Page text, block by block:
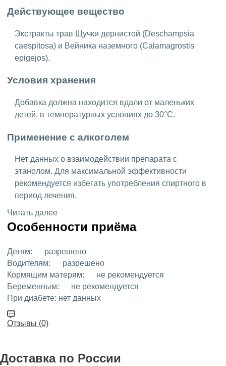
Действующее вещество
Экстракты трав Щучки дернистой (Deschampsia
caespitosa) и Вейника наземного (Calamagrostis
epigejos).
Условия хранения
Добавка должна находится вдали от маленьких
детей, в температурных условиях до 30°C.
Применение с алкоголем
Нет данных о взаимодействии препарата с
этанолом. Для максимальной эффективности
рекомендуется избегать употребления спиртного в
период лечения.
Читать далее
Особенности приёма
Детям:
разрешено
Водителям:
разрешено
Кормящим матерям:
не рекомендуется
Беременным:
не рекомендуется
При диабете: нет данных
Отзывы (0)
Доставка по России